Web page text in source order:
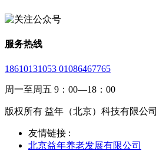
服务热线
18610131053 01086467765
周一至周五 9：00—18：00
版权所有 益年（北京）科技有限公司
友情链接 :
北京益年养老发展有限公司